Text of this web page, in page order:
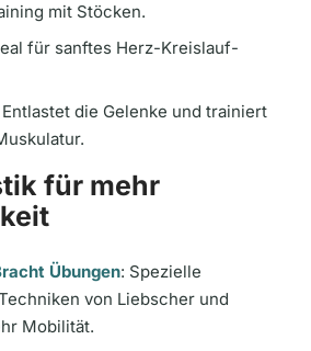
mit Stöcken.
für sanftes Herz-Kreislauf-
Entlastet die Gelenke und trainiert
für mehr
Übungen: Spezielle
von Liebscher und
Mobilität.